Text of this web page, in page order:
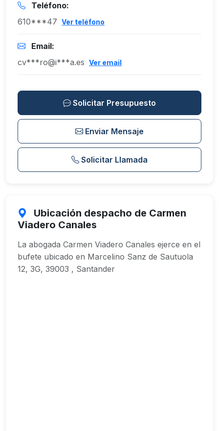
Teléfono:
610***47 Ver teléfono
Email:
cv***ro@i***a.es Ver email
Solicitar Presupuesto
Enviar Mensaje
Solicitar Llamada
Ubicación despacho de Carmen
Viadero Canales
La abogada Carmen Viadero Canales ejerce en el
bufete ubicado en Marcelino Sanz de Sautuola
12, 3G, 39003 , Santander